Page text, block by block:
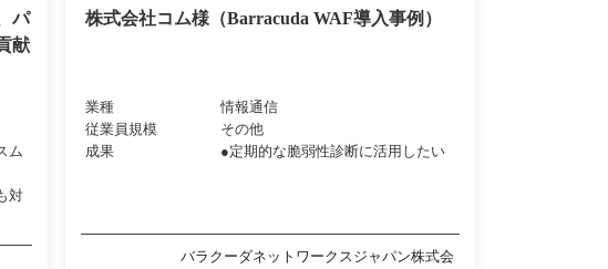
パ
献
ム
対
株式会社コム様（Barracuda WAF導入事例）
業種
情報通信
従業員規模
その他
成果
●定期的な脆弱性診断に活用したい
バラクーダネットワークスジャパン株式会